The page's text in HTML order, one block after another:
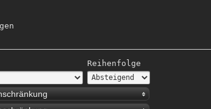
Reihenfolge